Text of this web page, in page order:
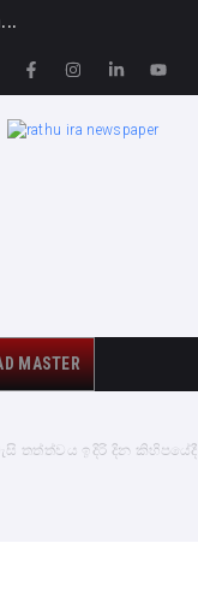
MASTER
තත්ත්වය ඉදිරි දින